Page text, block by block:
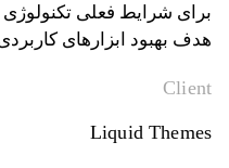
برای شرایط فعلی تکنولوژی
هدف بهبود ابزارهای
Client
Liquid Themes